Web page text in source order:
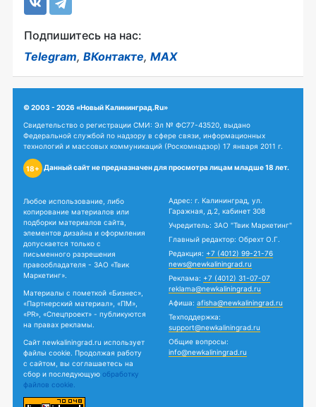
Подпишитесь на нас:
Telegram, ВКонтакте, MAX
© 2003 - 2026 «Новый Калининград.Ru»
Свидетельство о регистрации СМИ: Эл № ФС77-43520, выдано
Федеральной службой по надзору в сфере связи, информационных
технологий и массовых коммуникаций (Роскомнадзор) 17 января 2011 г.
18+ Данный сайт не предназначен для просмотра лицам младше 18 лет.
Любое использование, либо
копирование материалов или
подборки материалов сайта,
элементов дизайна и оформления
допускается только с
письменного разрешения
правообладателя - ЗАО «Твик
Маркетинг».
Материалы с пометкой «Бизнес»,
«Партнерский материал», «ПМ»,
«PR», «Спецпроект» - публикуются
на правах рекламы.
Сайт newkaliningrad.ru использует
файлы cookie. Продолжая работу
с сайтом, вы соглашаетесь на
сбор и последующую обработку
файлов cookie.
Адрес: г. Калининград, ул.
Гаражная, д.2, кабинет 308
Учредитель: ЗАО "Твик Маркетинг"
Главный редактор: Обрехт О.Г.
Редакция: +7 (4012) 99-21-76
news@newkaliningrad.ru
Реклама: +7 (4012) 31-07-07
reklama@newkaliningrad.ru
Афиша: afisha@newkaliningrad.ru
Техподдержка:
support@newkaliningrad.ru
Общие вопросы:
info@newkaliningrad.ru